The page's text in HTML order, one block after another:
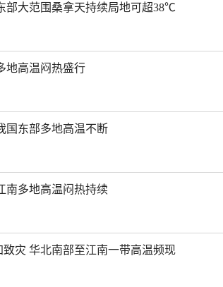
部大范围桑拿天持续局地可超38℃
地高温闷热盛行
国东部多地高温不断
南多地高温闷热持续
灾 华北南部至江南一带高温频现